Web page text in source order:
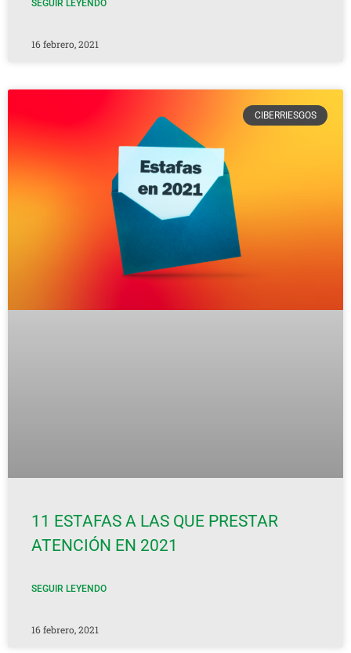
SEGUIR LEYENDO
16 febrero, 2021
CIBERRIESGOS
11 ESTAFAS A LAS QUE PRESTAR
ATENCIÓN EN 2021
SEGUIR LEYENDO
16 febrero, 2021